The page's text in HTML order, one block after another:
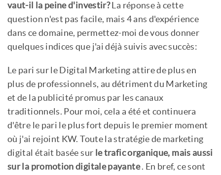
vaut-il la peine d'investir?La réponse à cette
question n'est pas facile, mais 4 ans d'expérience
dans ce domaine, permettez-moi de vous donner
quelques indices que j'ai déjà suivis avec succès:
Le pari sur le Digital Marketing attire de plus en
plus de professionnels, au détriment du Marketing
et de la publicité promus par les canaux
traditionnels. Pour moi, cela a été et continuera
d'être le pari le plus fort depuis le premier moment
où j'ai rejoint KW. Toute la stratégie de marketing
digital était basée sur le trafic organique, mais aussi
sur la promotion digitale payante. En bref, ce sont